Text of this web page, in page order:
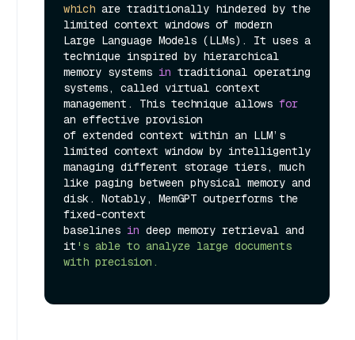
which are traditionally hindered by the
limited context windows of modern
Large Language Models (LLMs). It uses a
technique inspired by hierarchical
memory systems in traditional operating
systems, called virtual context
management. This technique allows for
an effective provision
of extended context within an LLM’s
limited context window by intelligently
managing different storage tiers, much
like paging between physical memory and
disk. Notably, MemGPT outperforms the
fixed-context
baselines in deep memory retrieval and
it 's able to analyze large documents
with precision.